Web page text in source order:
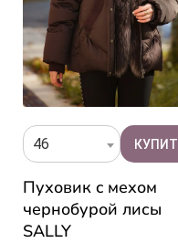
46
Пуховик c мехом
чернобурой лисы
SALLY